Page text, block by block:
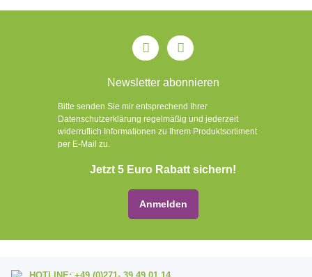
Newsletter abonnieren
Bitte senden Sie mir entsprechend Ihrer
Datenschutzerklärung regelmäßig und jederzeit
widerruflich Informationen zu Ihrem Produktsortiment
per E-Mail zu.
Jetzt 5 Euro Rabatt sichern!
Anmelden